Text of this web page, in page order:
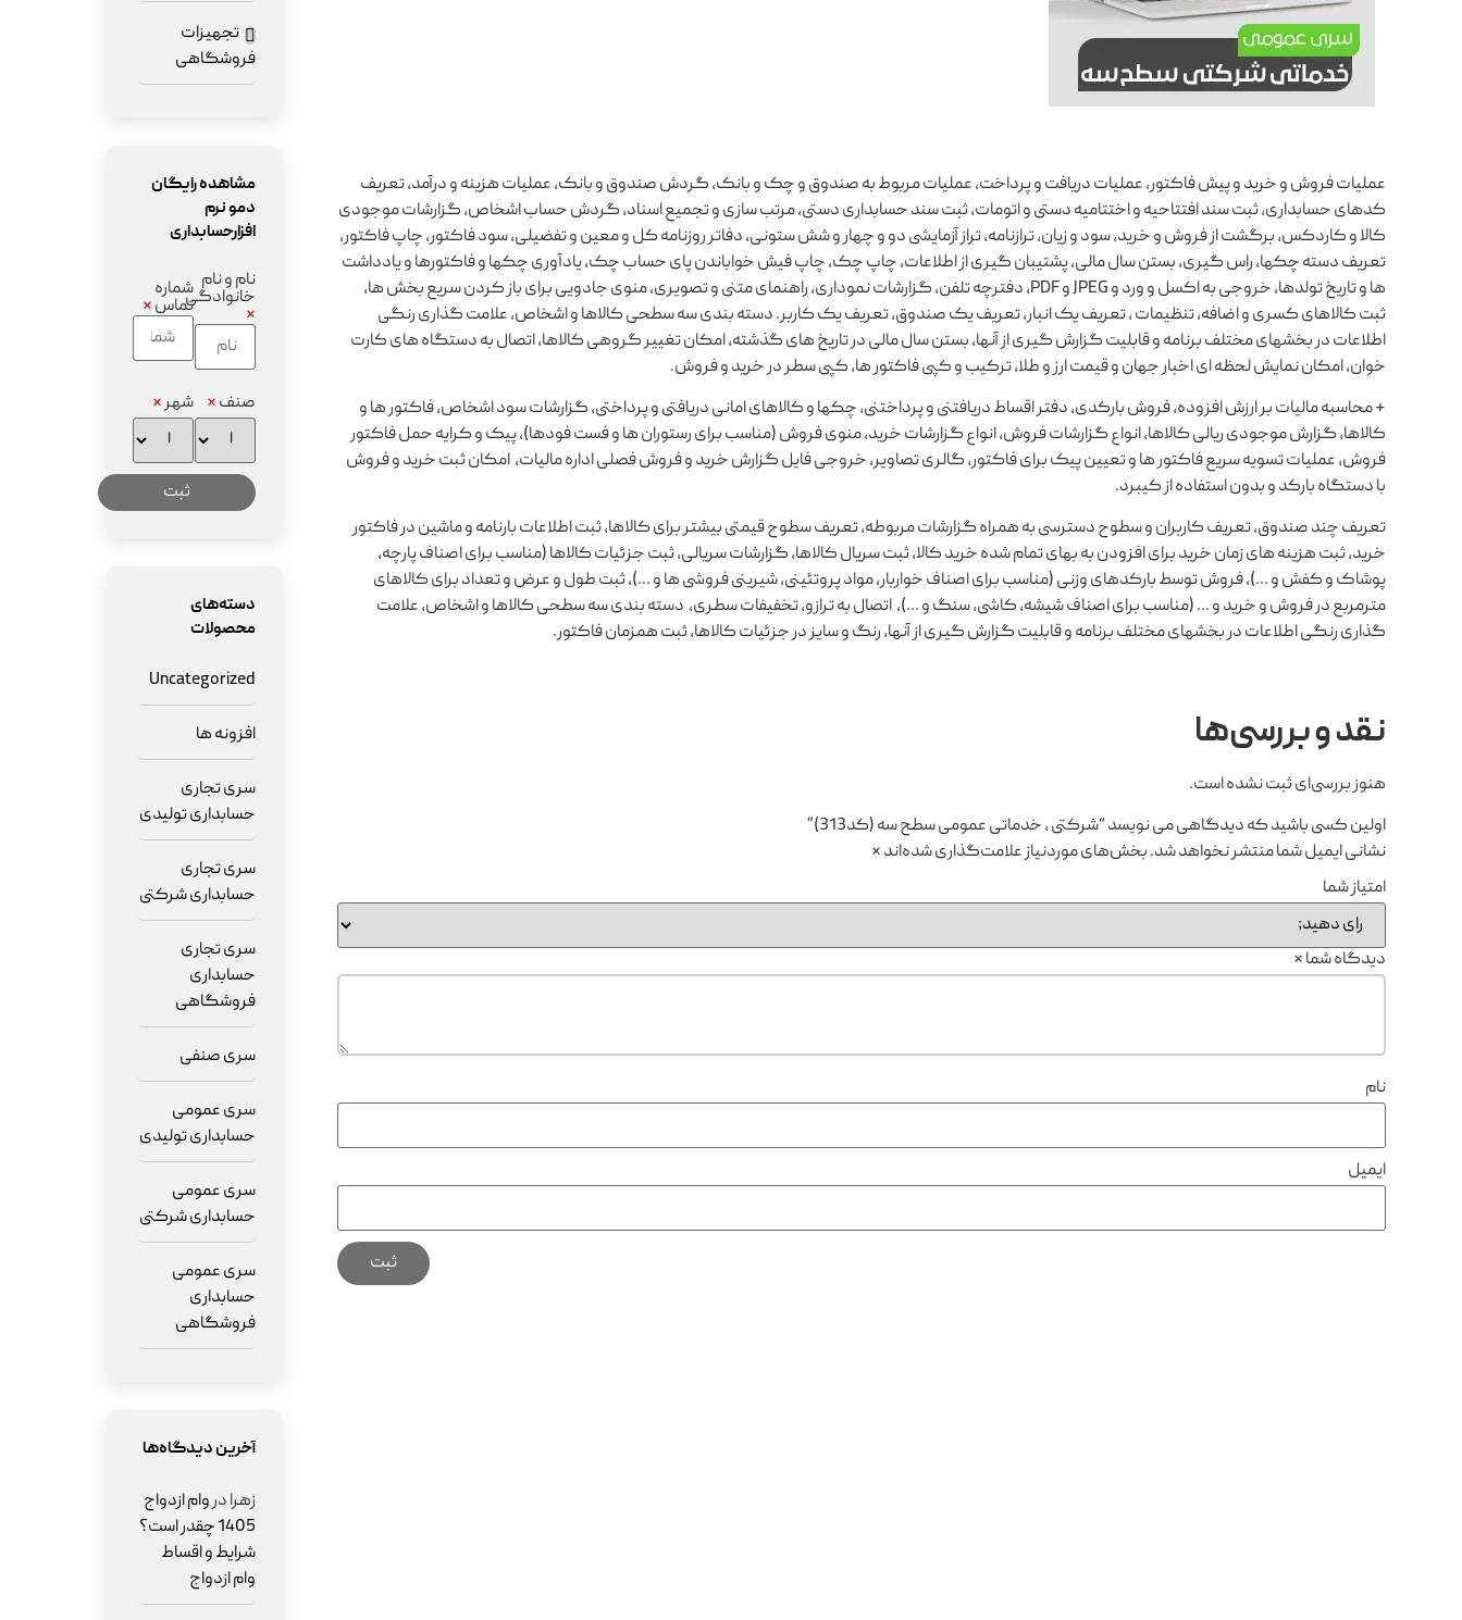
عملیات فروش و خرید و پیش فاکتور، عملیات دریافت و پرداخت، عملیات مربوط به صندوق و چک و بانک، گردش صندوق و بانک، عملیات هزینه و درآمد، تعریف
کدهای حسابداری، ثبت سند افتتاحیه و اختتامیه دستی و اتومات، ثبت سند حسابداری دستی، مرتب سازی و تجمیع اسناد، گردش حساب اشخاص، گزارشات موجودی
کالا و کاردکس، برگشت از فروش و خرید، سود و زیان، ترازنامه، تراز آزمایشی دو و چهار و شش ستونی، دفاتر روزنامه کل و معین و تفضیلی، سود فاکتور، چاپ فاکتور،
تعریف دسته چکها، راس گیری، بستن سال مالی، پشتیبان گیری از اطلاعات، چاپ چک، چاپ فیش خواباندن پای حساب چک، یادآوری چکها و فاکتورها و یادداشت
ها و تاریخ تولدها، خروجی به اکسل و ورد و JPEG و PDF، دفترچه تلفن، گزارشات نموداری، راهنمای متنی و تصویری، منوی جادویی برای باز کردن سریع بخش ها،
ثبت کالاهای کسری و اضافه، تنظیمات ، تعریف یک انبار، تعریف یک صندوق، تعریف یک کاربر. دسته بندی سه سطحی کالاها و اشخاص، علامت گذاری رنگی
اطلاعات در بخشهای مختلف برنامه و قابلیت گزارش گیری از آنها، بستن سال مالی در تاریخ های گذشته، امکان تغییر گروهی کالاها، اتصال به دستگاه های کارت
خوان، امکان نمایش لحظه ای اخبار جهان و قیمت ارز و طلا، ترکیب و کپی فاکتور ها، کپی سطر در خرید و فروش.
+ محاسبه مالیات بر ارزش افزوده، فروش بارکدی، دفتر اقساط دریافتنی و پرداختنی، چکها و کالاهای امانی دریافتی و پرداختی، گزارشات سود اشخاص، فاکتور ها و
کالاها، گزارش موجودی ریالی کالاها، انواع گزارشات فروش، انواع گزارشات خرید، منوی فروش (مناسب برای رستوران ها و فست فودها)، پیک و کرایه حمل فاکتور
فروش، عملیات تسویه سریع فاکتور ها و تعیین پیک برای فاکتور، گالری تصاویر، خروجی فایل گزارش خرید و فروش فصلی اداره مالیات، امکان ثبت خرید و فروش
با دستگاه بارکد و بدون استفاده از کیبرد.
تعریف چند صندوق، تعریف کاربران و سطوح دسترسی به همراه گزارشات مربوطه، تعریف سطوح قیمتی بیشتر برای کالاها، ثبت اطلاعات بارنامه و ماشین در فاکتور
خرید، ثبت هزینه های زمان خرید برای افزودن به بهای تمام شده خرید کالا، ثبت سریال کالاها، گزارشات سریالی، ثبت جزئیات کالاها (مناسب برای اصناف پارچه،
پوشاک و کفش و …)، فروش توسط بارکدهای وزنی (مناسب برای اصناف خواربار، مواد پروتئینی، شیرینی فروشی ها و …)، ثبت طول و عرض و تعداد برای کالاهای
مترمربع در فروش و خرید و … (مناسب برای اصناف شیشه، کاشی، سنگ و …)، اتصال به ترازو، تخفیفات سطری، دسته بندی سه سطحی کالاها و اشخاص، علامت
گذاری رنگی اطلاعات در بخشهای مختلف برنامه و قابلیت گزارش گیری از آنها، رنگ و سایز در جزئیات کالاها، ثبت همزمان فاکتور.
نقد و بررسی‌ها
هنوز بررسی‌ای ثبت نشده است.
اولین کسی باشید که دیدگاهی می نویسد “شرکتی ، خدماتی عمومی سطح سه (کد313)”
نشانی ایمیل شما منتشر نخواهد شد.بخش‌های موردنیاز علامت‌گذاری شده‌اند*
امتیاز شما
دیدگاه شما*
نام
ایمیل
تجهیزات
فروشگاهی
مشاهده رایگان
دمو نرم
افزارحسابداری
نام و نام
خانوادگی
*
شماره
تماس*
صنف* شهر*
دسته‌های
محصولات
Uncategorized
افزونه ها
سری تجاری
حسابداری تولیدی
سری تجاری
حسابداری شرکتی
سری تجاری
حسابداری
فروشگاهی
سری صنفی
سری عمومی
حسابداری تولیدی
سری عمومی
حسابداری شرکتی
سری عمومی
حسابداری
فروشگاهی
آخرین دیدگاه‌ها
زهرادروام ازدواج
1405 چقدر است؟
شرایط و اقساط
وام ازدواج